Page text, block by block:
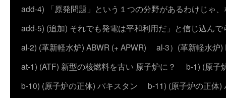
add-4) 「原発問題」という１つの分野があるわけじゃ
add-5) (追加) それでも発電は平和利用だ」と信じ込ん
al-2) (革新軽水炉) ABWR (+ APWR)
al-3）(革新軽水炉)
at-1) (ATF) 新型の核燃料を古い 原子炉に？
b-1) (原子
b-10) (原子炉の正体) パキスタン
b-11) (原子炉の正体)